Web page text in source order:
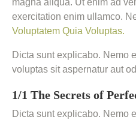
magna aliqua. Ut enim ad
exercitation enim ullamco.
Voluptatem Quia Voluptas.
Dicta sunt explicabo. Nemo
voluptas sit aspernatur aut
1/1 The Secrets of
Dicta sunt explicabo. Nemo